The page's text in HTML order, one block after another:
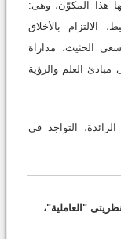
هذا المکوّن، وهی:
الالتزام بالأخلاق
الحثیث، مداراة
العلم والرؤیة
التواجد فی
"العاملیة"،